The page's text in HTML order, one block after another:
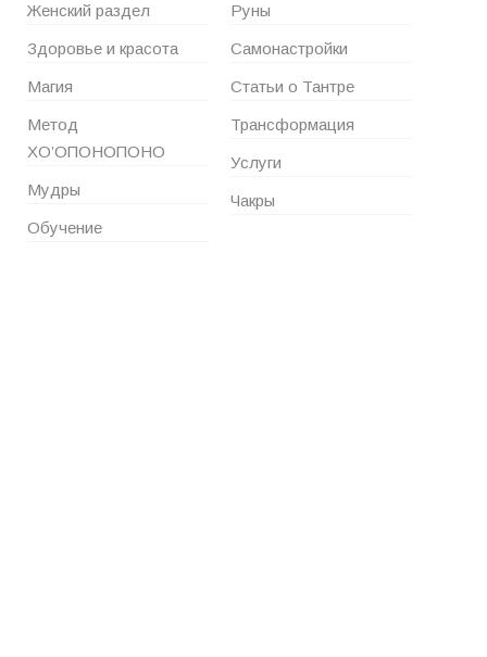
Женский раздел
Здоровье и красота
Магия
Метод
ХО’ОПОНОПОНО
Мудры
Обучение
Руны
Самонастройки
Статьи о Тантре
Трансформация
Услуги
Чакры